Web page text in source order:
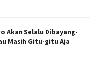
Akan Selalu Dibayang-
Masih Gitu-gitu Aja